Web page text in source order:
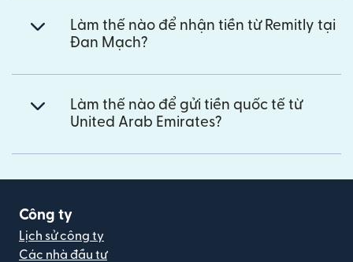
Làm thế nào để nhận tiền từ Remitly tại
Đan Mạch?
Làm thế nào để gửi tiền quốc tế từ
United Arab Emirates?
Công ty
Lịch sử công ty
Các nhà đầu tư